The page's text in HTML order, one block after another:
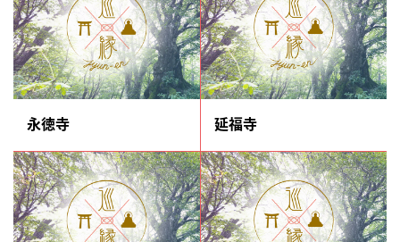
永徳寺 延福寺